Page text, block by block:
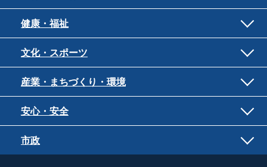
健康・福祉
文化・スポーツ
産業・まちづくり・環境
安心・安全
市政